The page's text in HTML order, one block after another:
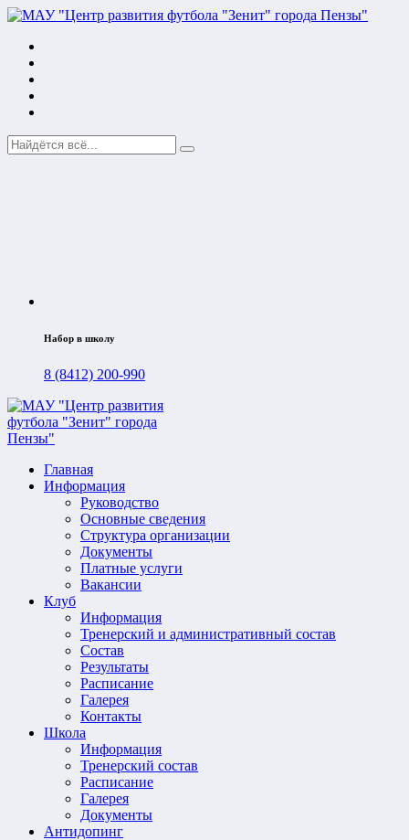
Набор в школу
8 (8412) 200-990
Главная
Информация
Руководство
Основные сведения
Структура организации
Документы
Платные услуги
Вакансии
Клуб
Информация
Тренерский и административный состав
Состав
Результаты
Расписание
Галерея
Контакты
Школа
Информация
Тренерский состав
Расписание
Галерея
Документы
Антидопинг